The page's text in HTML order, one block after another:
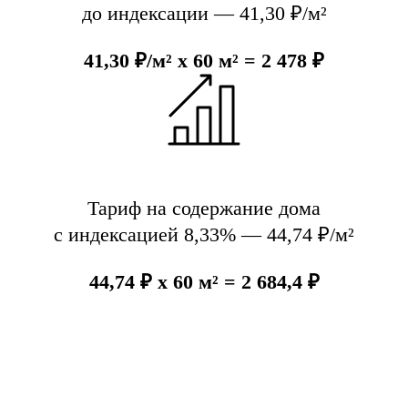
до индексации — 41,30 ₽/м²
41,30 ₽/м² x 60 м² = 2 478 ₽
Тариф на содержание дома
с индексацией 8,33% — 44,74 ₽/м²
44,74 ₽ x 60 м² = 2 684,4 ₽